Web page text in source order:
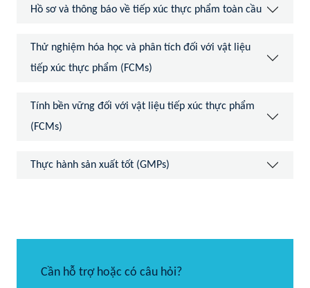
Hồ sơ và thông báo về tiếp xúc thực phẩm toàn cầu
Thử nghiệm hóa học và phân tích đối với vật liệu
tiếp xúc thực phẩm (FCMs)
Tính bền vững đối với vật liệu tiếp xúc thực phẩm
(FCMs)
Thực hành sản xuất tốt (GMPs)
Cần hỗ trợ hoặc có câu hỏi?